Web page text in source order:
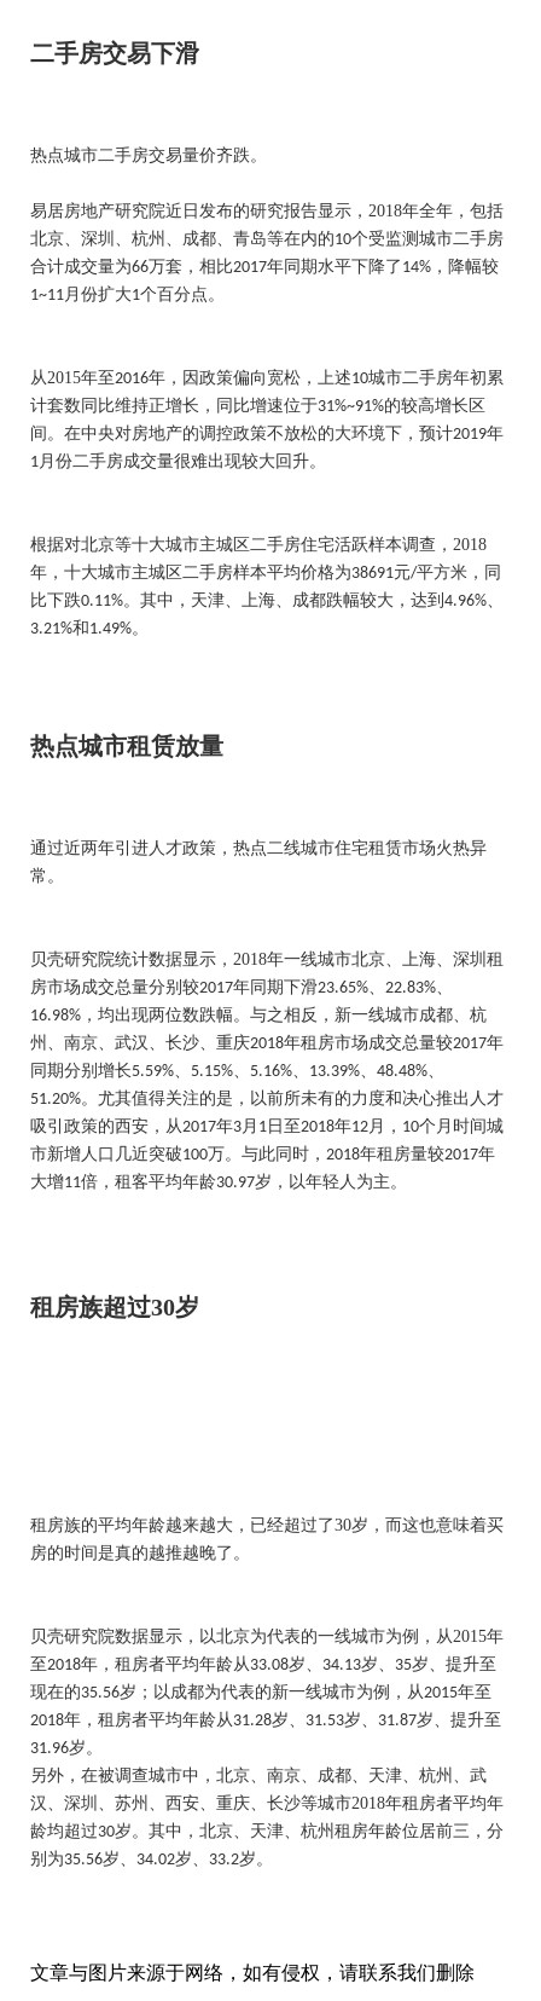
二手房交易下滑
热点城市二手房交易量价齐跌。
易居房地产研究院近日发布的研究报告显示， 2018年全年，包括
北京、深圳、杭州、成都、青岛等在内的10个受监测城市二手房
合计成交量为66万套，相比2017年同期水平下降了 14% ，降幅较
1~11月份扩大1个百分点。
从2015年至2016年，因政策偏向宽松，上述10城市二手房年初累
计套数同比维持正增长，同比增速位于31%~91%的较高增长区
间。在中央对房地产的调控政策不放松的大环境下，预计2019年
1月份二手房成交量很难出现较大回升。
根据对北京等十大城市主城区二手房住宅活跃样本调查， 2018
年，十大城市主城区二手房样本平均价格为38691元/平方米，同
比下跌0.11%。其中，天津、上海、成都跌幅较大，达到 4.96%、
3.21%和 1.49%。
热点城市租赁放量
通过近两年引进人才政策，热点二线城市住宅租赁市场火热异
常。
贝壳研究院统计数据显示， 2018年一线城市北京、上海、深圳租
房市场成交总量分别较2017年同期下滑23.65%、 22.83%、
16.98% ，均出现两位数跌幅。与之相反，新一线城市成都、杭
州、南京、武汉、长沙、重庆2018年租房市场成交总量较2017年
同期分别增长5.59%、 5.15%、 5.16%、 13.39%、 48.48%、
51.20%。尤其值得关注的是，以前所未有的力度和决心推出人才
吸引政策的西安，从2017年3月 1 日至2018年12月， 10个月时间城
市新增人口几近突破100万。与此同时， 2018年租房量较2017年
大增11倍，租客平均年龄30.97岁，以年轻人为主。
租房族超过30岁
租房族的平均年龄越来越大，已经超过了30岁，而这也意味着买
房的时间是真的越推越晚了。
贝壳研究院数据显示，以北京为代表的一线城市为例，从2015年
至2018年，租房者平均年龄从33.08岁、 34.13岁、 35岁、提升至
现在的35.56岁；以成都为代表的新一线城市为例，从2015年至
2018年，租房者平均年龄从31.28岁、 31.53岁、 31.87岁、提升至
31.96岁。
另外，在被调查城市中，北京、南京、成都、天津、杭州、武
汉、深圳、苏州、西安、重庆、长沙等城市2018年租房者平均年
龄均超过30岁。其中，北京、天津、杭州租房年龄位居前三，分
别为35.56岁、 34.02岁、 33.2岁。
文章与图片来源于网络，如有侵权，请联系我们删除